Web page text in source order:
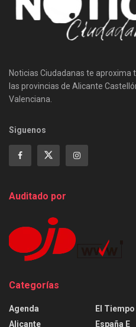
Noticias Ciudadanas te aproxima
las provincias de Alicante
Valenciana.
Siguenos
Auditado por
Categorías
Agenda
Alicante
El Tiempo
España E